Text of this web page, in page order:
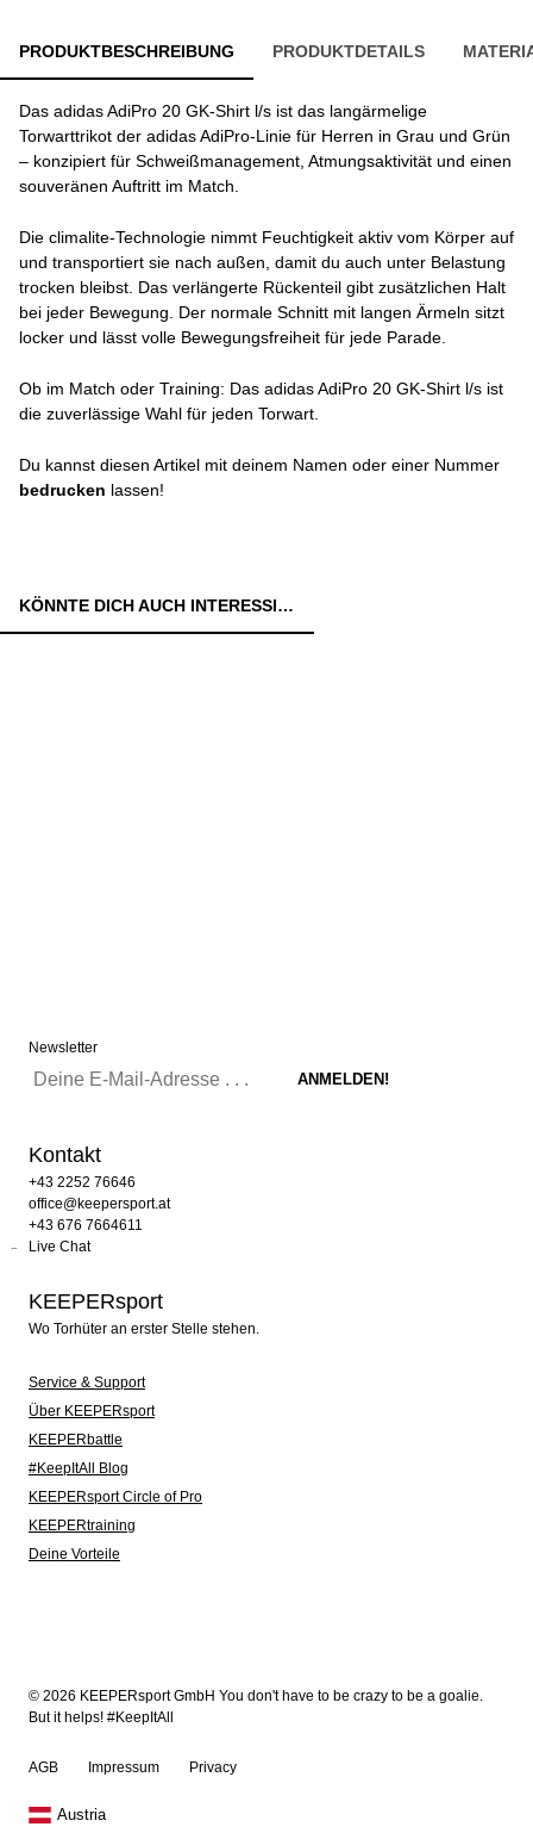
PRODUKTBESCHREIBUNG PRODUKTDETAILS
Das adidas AdiPro 20 GK-Shirt l/s ist das langärmelige
Torwarttrikot der adidas AdiPro-Linie für Herren in Grau und Grün
– konzipiert für Schweißmanagement, Atmungsaktivität und einen
souveränen Auftritt im Match.
Die climalite-Technologie nimmt Feuchtigkeit aktiv vom Körper auf
und transportiert sie nach außen, damit du auch unter Belastung
trocken bleibst. Das verlängerte Rückenteil gibt zusätzlichen Halt
bei jeder Bewegung. Der normale Schnitt mit langen Ärmeln sitzt
locker und lässt volle Bewegungsfreiheit für jede Parade.
Ob im Match oder Training: Das adidas AdiPro 20 GK-Shirt l/s ist
die zuverlässige Wahl für jeden Torwart.
Du kannst diesen Artikel mit deinem Namen oder einer Nummer
bedrucken lassen!
KÖNNTE DICH AUCH INTERESSIEREN:
Newsletter
Kontakt
+43 2252 76646
office@keepersport.at
+43 676 7664611
Live Chat
KEEPERsport
Wo Torhüter an erster Stelle stehen.
Service & Support
Über KEEPERsport
KEEPERbattle
#KeepItAll Blog
KEEPERsport Circle of Pro
KEEPERtraining
Deine Vorteile
© 2026 KEEPERsport GmbH You don't have to be crazy to be a goalie.
But it helps! #KeepItAll
AGB Impressum Privacy
Austria